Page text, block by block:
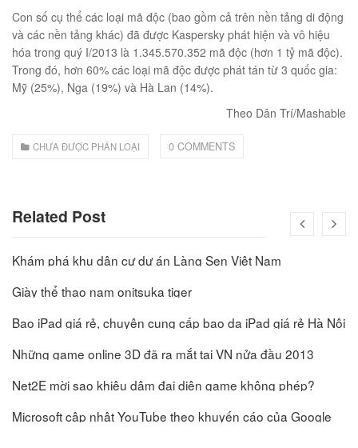
Con số cụ thể các loại mã độc (bao gồm cả trên nền tảng di động
và các nền tảng khác) đã được Kaspersky phát hiện và vô hiệu
hóa trong quý I/2013 là 1.345.570.352 mã độc (hơn 1 tỷ mã độc).
Trong đó, hơn 60% các loại mã độc được phát tán từ 3 quốc gia:
Mỹ (25%), Nga (19%) và Hà Lan (14%).
Theo Dân Trí/Mashable
CHƯA ĐƯỢC PHÂN LOẠI 0 COMMENTS
Related Post
Khám phá khu dân cư dự án Làng Sen Việt Nam
Giày thể thao nam onitsuka tiger
Bao iPad giá rẻ, chuyên cung cấp bao da iPad giá rẻ Hà Nội
Những game online 3D đã ra mắt tại VN nửa đầu 2013
Net2E mời sao khiêu dâm đại diện game không phép?
Microsoft cập nhật YouTube theo khuyến cáo của Google